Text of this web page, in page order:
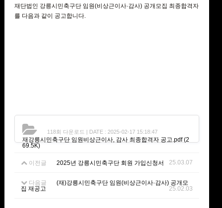
재단법인 강릉시민축구단 임원(비상근이사·감사) 공개모집 최종합격자
를 다음과 같이 공고합니다.
재강릉시민축구단 임원비상근이사, 감사 최종합격자 공고.pdf(2
69.5K)
118회 다운로드 | DATE : 2025-02-17 15:18:47
이전글 2025년 강릉시민축구단 회원 가입신청서 25.03.07
다음글
(재)강릉시민축구단 임원(비상근이사·감사) 공개모
집 재공고
25.02.03